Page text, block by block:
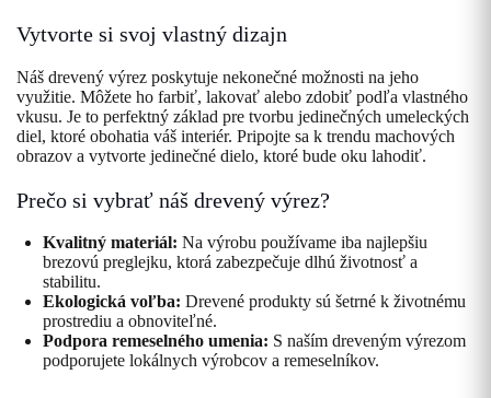
Vytvorte si svoj vlastný dizajn
Náš drevený výrez poskytuje nekonečné možnosti na jeho
využitie. Môžete ho farbiť, lakovať alebo zdobiť podľa vlastného
vkusu. Je to perfektný základ pre tvorbu jedinečných umeleckých
diel, ktoré obohatia váš interiér. Pripojte sa k trendu machových
obrazov a vytvorte jedinečné dielo, ktoré bude oku lahodiť.
Prečo si vybrať náš drevený výrez?
Kvalitný materiál: Na výrobu používame iba najlepšiu
brezovú preglejku, ktorá zabezpečuje dlhú životnosť a
stabilitu.
Ekologická voľba: Drevené produkty sú šetrné k životnému
prostrediu a obnoviteľné.
Podpora remeselného umenia: S naším dreveným výrezom
podporujete lokálnych výrobcov a remeselníkov.